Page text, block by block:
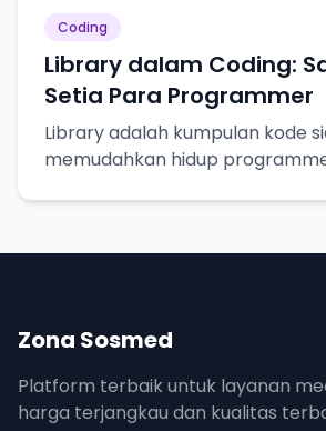
Coding
Library dalam Coding:
Setia Para Programmer
Library adalah kumpulan kode
memudahkan hidup
Zona Sosmed
Platform terbaik untuk layanan
harga terjangkau dan kualitas